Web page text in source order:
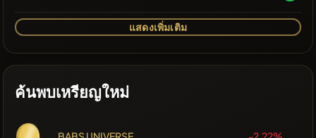
แสดงเพิ่มเติม
ค้นพบเหรียญใหม่